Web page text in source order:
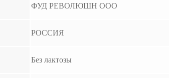
ФУД РЕВОЛЮШН ООО
РОССИЯ
Без лактозы